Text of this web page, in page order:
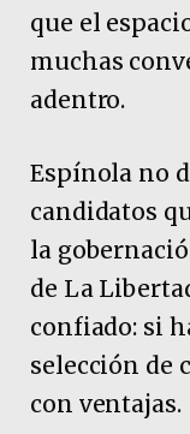
que el
muchas
adentro.
Espínola no
candidatos
la
de La
confiado: si
selección de
con ventajas.